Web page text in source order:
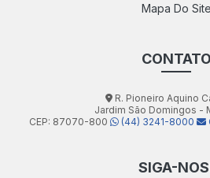
Mapa Do Site
CONTATO
R. Pioneiro Aquino
Jardim São Domingos -
CEP: 87070-800
(44) 3241-8000
SIGA-